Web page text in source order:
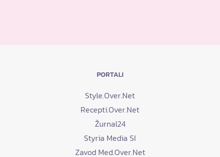
PORTALI
Style.Over.Net
Recepti.Over.Net
Žurnal24
Styria Media SI
Zavod Med.Over.Net